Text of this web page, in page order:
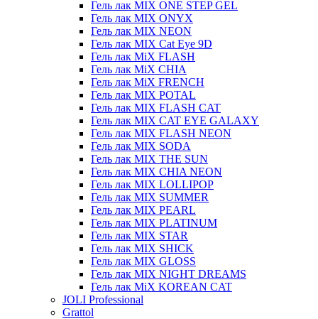
Гель лак MIX ONE STEP GEL
Гель лак MIX ONYX
Гель лак MIX NEON
Гель лак MIX Cat Eye 9D
Гель лак MiX FLASH
Гель лак MiX CHIA
Гель лак MiX FRENCH
Гель лак MIX POTAL
Гель лак MIX FLASH CAT
Гель лак MIX CAT EYE GALAXY
Гель лак MIX FLASH NEON
Гель лак MIX SODA
Гель лак MIX THE SUN
Гель лак MIX CHIA NEON
Гель лак MIX LOLLIPOP
Гель лак MIX SUMMER
Гель лак MIX PEARL
Гель лак MIX PLATINUM
Гель лак MIX STAR
Гель лак MIX SHICK
Гель лак MIX GLOSS
Гель лак MIX NIGHT DREAMS
Гель лак MiX KOREAN CAT
JOLI Professional
Grattol